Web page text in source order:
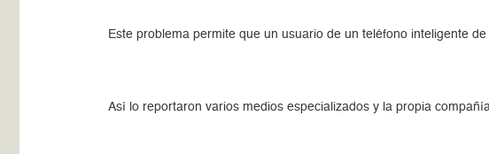
Este problema permite que un usuario de un teléfono inteligente
Así lo reportaron varios medios especializados y la propia